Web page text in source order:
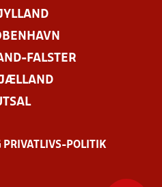
FALSTER
PRIVATLIVS-POLITIK